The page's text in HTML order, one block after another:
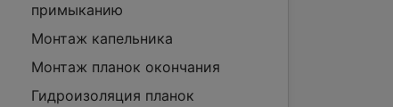
примыканию
Монтаж капельника
Монтаж планок окончания
Гидроизоляция планок